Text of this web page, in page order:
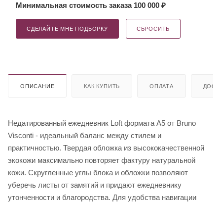
Минимальная стоимость заказа 100 000 ₽
СДЕЛАЙТЕ МНЕ ПОДБОРКУ СБРОСИТЬ
ОПИСАНИЕ КАК КУПИТЬ ОПЛАТА
Недатированный ежедневник Loft формата А5 от Bruno
Visconti - идеальный баланс между стилем и
практичностью. Твердая обложка из высококачественной
экокожи максимально повторяет фактуру натуральной
кожи. Скругленные углы блока и обложки позволяют
уберечь листы от замятий и придают ежедневнику
утонченности и благородства. Для удобства навигации